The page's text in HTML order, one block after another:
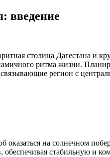
введение
столица Дагестана и
ритма жизни.
регион с
оказаться на солнечном
обеспечивая стабильную и